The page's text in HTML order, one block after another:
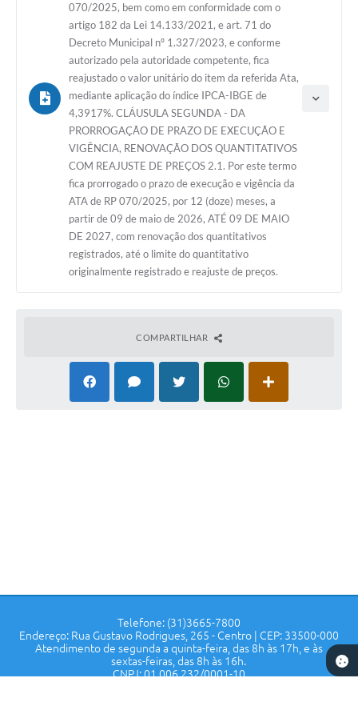
070/2025, bem como em conformidade com o
artigo 182 da Lei 14.133/2021, e art. 71 do
Decreto Municipal nº 1.327/2023, e conforme
autorizado pela autoridade competente, fica
reajustado o valor unitário do item da referida Ata,
mediante aplicação do índice IPCA-IBGE de
4,3917%. CLÁUSULA SEGUNDA - DA
PRORROGAÇÃO DE PRAZO DE EXECUÇÃO E
VIGÊNCIA, RENOVAÇÃO DOS QUANTITATIVOS
COM REAJUSTE DE PREÇOS 2.1. Por este termo
fica prorrogado o prazo de execução e vigência da
ATA de RP 070/2025, por 12 (doze) meses, a
partir de 09 de maio de 2026, ATÉ 09 DE MAIO
DE 2027, com renovação dos quantitativos
registrados, até o limite do quantitativo
originalmente registrado e reajuste de preços.
Tipo do termo: Termo Aditivo
Vigência: 09/05/2027
Valor de adição:R$ 136.500,00
COMPARTILHAR
Telefone: (31)3665-7800
Endereço: Rua Gustavo Rodrigues, 265 - Centro | CEP: 33500-000
Atendimento de segunda a quinta-feira, das 8h às 17h, e às
sextas-feiras, das 8h às 16h.
CNPJ: 01.006.232/0001-10